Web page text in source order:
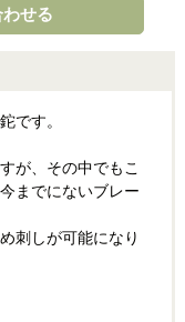
せる
です。
が、その中でもこ
までにないブレー
刺しが可能になり